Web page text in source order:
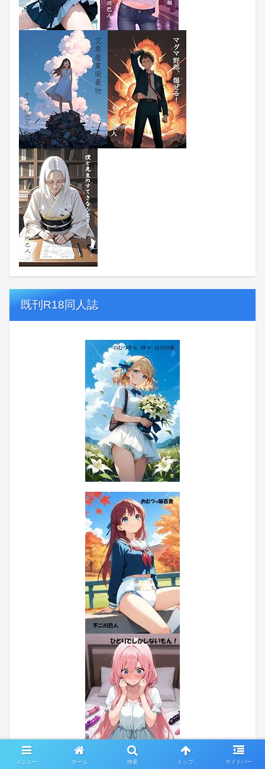
既刊R18同人誌
メニュー ホーム 検索 トップ サイドバー